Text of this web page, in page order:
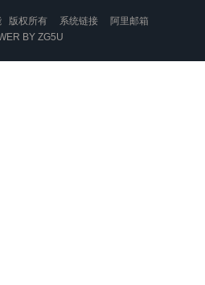
版权所有 系统链接
阿里邮箱
BYZG5U